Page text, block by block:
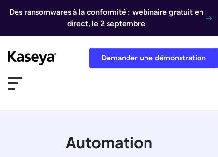
Des ransomwares à la conformité : webinaire gratuit en
direct, le 2 septembre
Demander une démonstration
Automation